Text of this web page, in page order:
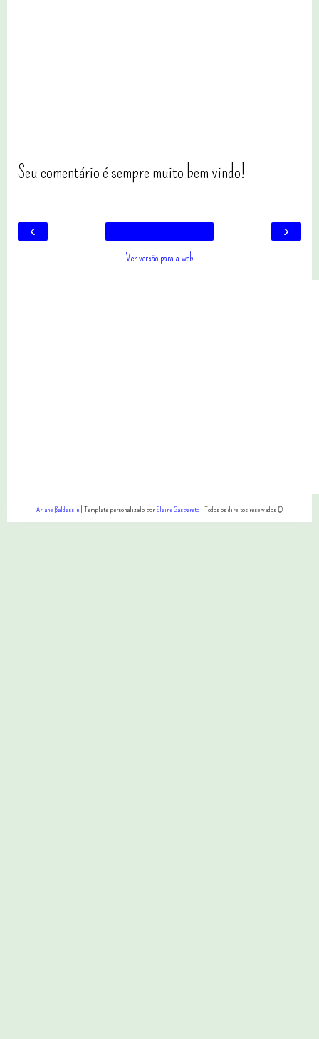
Seu comentário é sempre muito bem vindo!
‹ ›
Ver versão para a web
Ariane Baldassin| Template personalizado porElaine Gaspareto| Todos os direitos reservados ©